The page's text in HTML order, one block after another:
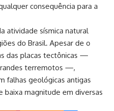
consequência para a
atividade sísmica natural
do Brasil. Apesar de o
das placas tectônicas —
terremotos —,
falhas geológicas antigas
magnitude em diversas